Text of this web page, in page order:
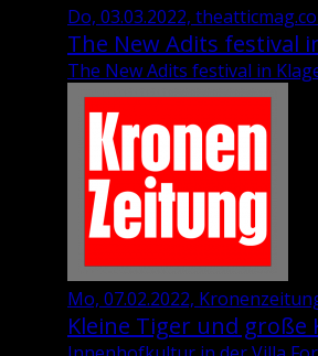
Do, 03.03.2022,
The New Adits festival
The New Adits festival in
Mo, 07.02.2022,
Kleine Tiger und große